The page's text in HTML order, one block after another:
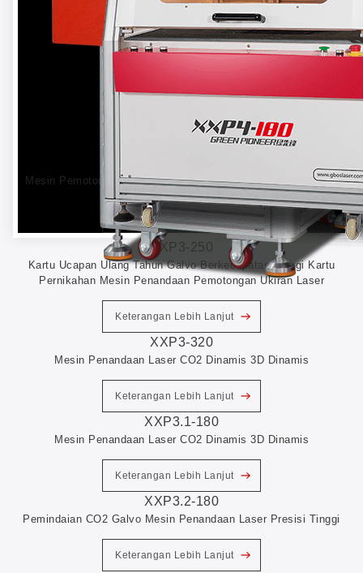
Mesin Pemotong Penandaan Laser Galvo CO2 Presisi Tinggi.
Keterangan Lebih Lanjut
XXP3-250
Kartu Ucapan Ulang Tahun Galvo Berkecepatan Tinggi Kartu
Pernikahan Mesin Penandaan Pemotongan Ukiran Laser
Keterangan Lebih Lanjut
XXP3-320
Mesin Penandaan Laser CO2 Dinamis 3D Dinamis
Keterangan Lebih Lanjut
XXP3.1-180
Mesin Penandaan Laser CO2 Dinamis 3D Dinamis
Keterangan Lebih Lanjut
XXP3.2-180
Pemindaian CO2 Galvo Mesin Penandaan Laser Presisi Tinggi
Keterangan Lebih Lanjut